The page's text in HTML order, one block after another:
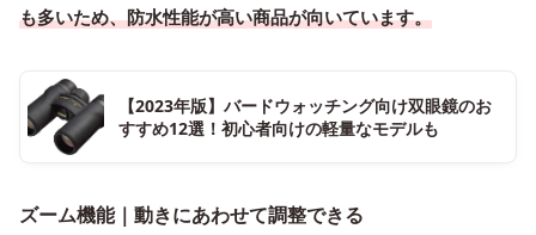
も多いため、防水性能が高い商品が向いています。
【2023年版】バードウォッチング向け双眼鏡のお
すすめ12選！初心者向けの軽量なモデルも
ズーム機能｜動きにあわせて調整できる